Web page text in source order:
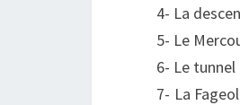
4- La
5- Le
6- Le
7- La